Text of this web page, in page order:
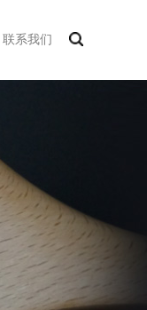
联系我们